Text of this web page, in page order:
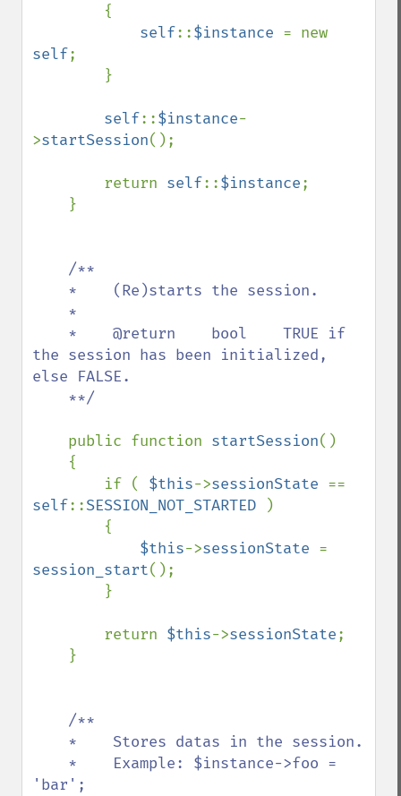
self::$instance
self;
self::$instance-
>startSession();
        return
self::$instance;
/**
the session has been initialized,
else FALSE.
public function startSession()
        if (
$this->sessionState
self::SESSION_NOT_STARTED
)
$this->sessionState
session_start();
        return
$this->sessionState;
/**
'bar';